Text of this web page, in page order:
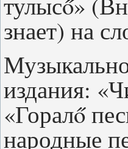
знает) на
издания:
«Горалő
народные